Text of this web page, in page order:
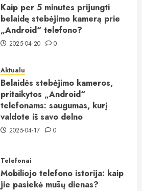
Kaip per 5 minutes prijungti
belaidę stebėjimo kamerą prie
„Android“ telefono?
2025-04-20 0
Aktualu
Belaidės stebėjimo kameros,
pritaikytos „Android“
telefonams: saugumas, kurį
valdote iš savo delno
2025-04-17 0
Telefonai
Mobiliojo telefono istorija: kaip
jie pasiekė mūsų dienas?